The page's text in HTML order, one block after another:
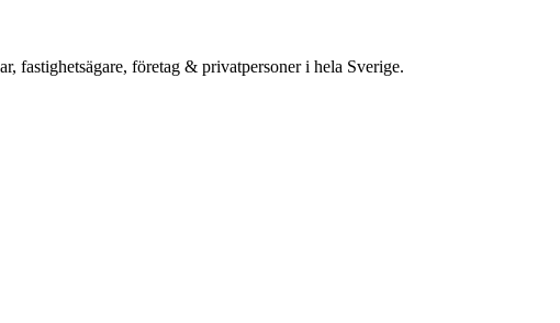
fastighetsägare, företag & privatpersoner i hela Sverige.